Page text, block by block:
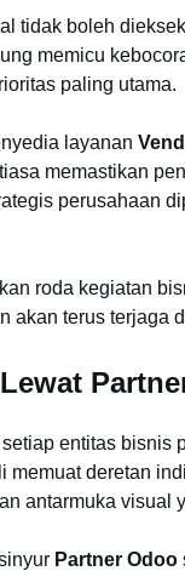
tidak boleh
memicu
paling utama.
layanan
memastikan
perusahaan
roda kegiatan
akan terus terjaga
entitas
memuat deretan
antarmuka visual
Partner Odoo